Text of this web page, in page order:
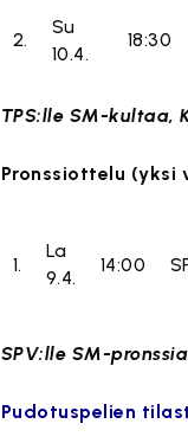
2.
Su
10.4.
18:30
TPS:lle SM-kultaa,
Pronssiottelu (yksi
1.
La
9.4.
14:00
SPV:lle SM-
Pudotuspelien